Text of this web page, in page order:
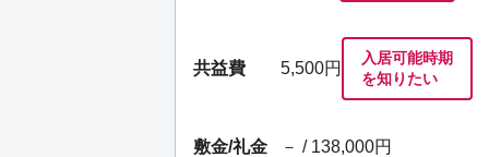
共益費 5,500円
入居可能時期
を知りたい
敷金/礼金 － / 138,000円